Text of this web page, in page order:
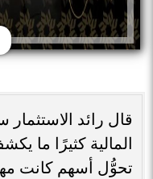
قال رائد
المالية كثيرًا ما
تحوُّل أسهم كانت